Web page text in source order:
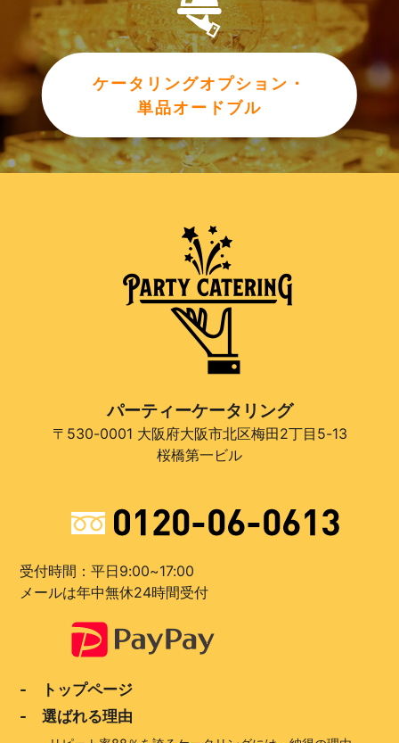
ケータリングオプション・
単品オードブル
パーティーケータリング
〒530-0001 大阪府大阪市北区梅田2丁目5-13
桜橋第一ビル
受付時間：平日9:00~17:00
メールは年中無休24時間受付
- トップページ
- 選ばれる理由